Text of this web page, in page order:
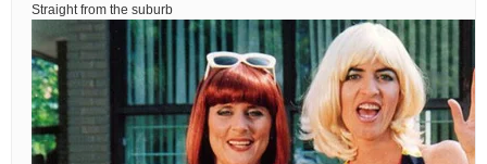
Straight from the suburb